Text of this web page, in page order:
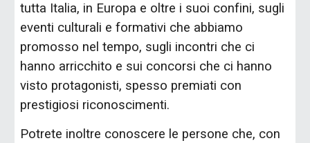
tutta Italia, in Europa e oltre i suoi confini, sugli
eventi culturali e formativi che abbiamo
promosso nel tempo, sugli incontri che ci
hanno arricchito e sui concorsi che ci hanno
visto protagonisti, spesso premiati con
prestigiosi riconoscimenti.
Potrete inoltre conoscere le persone che, con